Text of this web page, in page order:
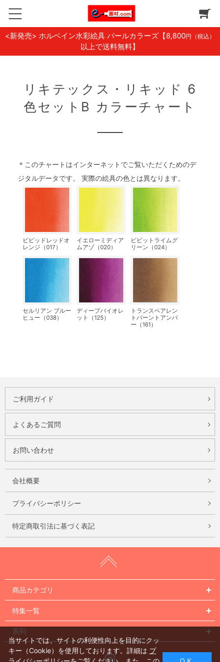
<新発売> ホルベイン水彩絵具 パールカラーズ 【8,800円（税込）
以上で送料無料】
リキテックス・リキッド 6
色セットB カラーチャート
＊このチャートはインターネットでご覧いただくためのデ
ジタルデータです。 実際の絵具の色とは異なります。
ビビッドレッドオ
レンジ（017）
イエローミディア
ムアゾ（020）
ビビットライムグ
リーン（024）
セルリアン ブルー
ヒュー（038）
ディープバイオレ
ット（125）
トランスペアレン
トバーントアンバ
ー（161）
ご利用ガイド
よくあるご質問
お問い合わせ
会社概要
プライバシーポリシー
特定商取引法に基づく表記
商品カテゴリ
特集一覧
系列
Instagram
当サイトでは、サイトの利便性向上を目的にクッ
キー（Cookie）を使用しております。詳細は プ